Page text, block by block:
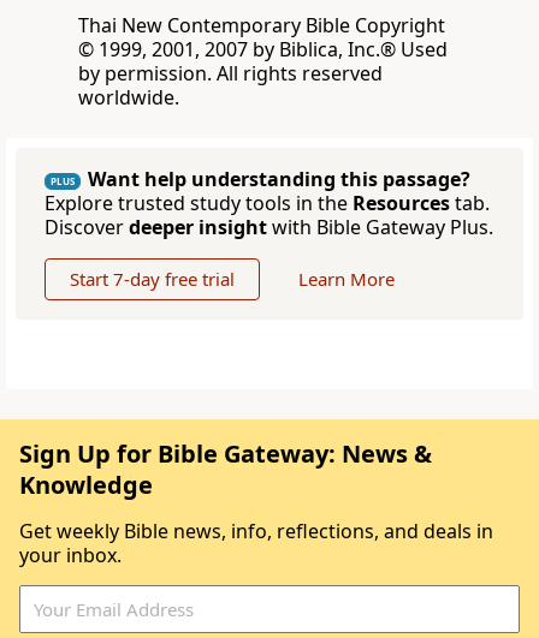
Thai New Contemporary Bible Copyright
© 1999, 2001, 2007 by Biblica, Inc.® Used
by permission. All rights reserved
worldwide.
PLUS
Want help understanding this passage?
Explore trusted study tools in the Resourcestab.
Discoverdeeper insightwith Bible Gateway Plus.
Start 7-day free trial Learn More
Sign Up for Bible Gateway: News &
Knowledge
Get weekly Bible news, info, reflections, and deals in
your inbox.